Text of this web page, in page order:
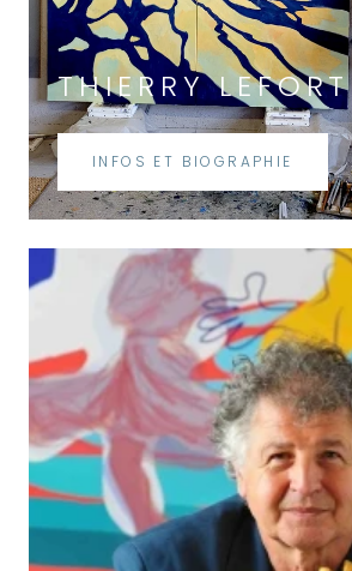
THIERRY LEFORT
INFOS ET BIOGRAPHIE